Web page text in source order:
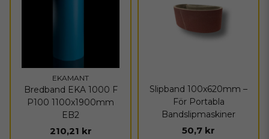
EKAMANT
Bredband EKA 1000 F
P100 1100x1900mm
EB2
210,21 kr
Slipband 100x620mm –
För Portabla
Bandslipmaskiner
50,7 kr